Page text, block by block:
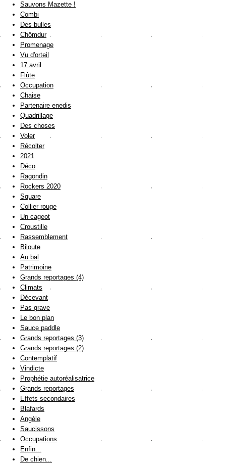
Sauvons Mazette !
Combi
Des bulles
Chômdur
Promenage
Vu d'orteil
17 avril
Flûte
Occupation
Chaise
Partenaire enedis
Quadrillage
Des choses
Voler
Récolter
2021
Déco
Ragondin
Rockers 2020
Square
Collier rouge
Un cageot
Croustille
Rassemblement
Biloute
Au bal
Patrimoine
Grands reportages (4)
Climats
Décevant
Pas grave
Le bon plan
Sauce paddle
Grands reportages (3)
Grands reportages (2)
Contemplatif
Vindicte
Prophétie autoréalisatrice
Grands reportages
Effets secondaires
Blafards
Angèle
Saucissons
Occupations
Enfin...
De chien...